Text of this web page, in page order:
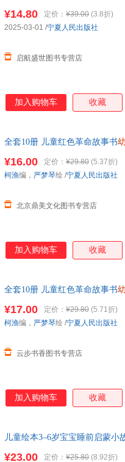
¥14.80 定价： ¥39.00 (3.8折)
启航盛世图书专营店
2025-03-01 /宁夏人民出版社
加入购物车 收藏
全套10册 儿童红色革命故事书
¥16.00 定价： ¥29.80 (5.37折)
北京鼎美文化图书专营店
柯渔编， 严梦琴绘 /宁夏人民出版社
加入购物车 收藏
全套10册 儿童红色革命故事书
¥17.00 定价： ¥29.80 (5.71折)
云步书香图书专营店
柯渔编， 严梦琴绘 /宁夏人民出版社
加入购物车 收藏
儿童绘本3–6岁宝宝睡前启蒙小
¥23.00 定价： ¥25.80 (8.92折)